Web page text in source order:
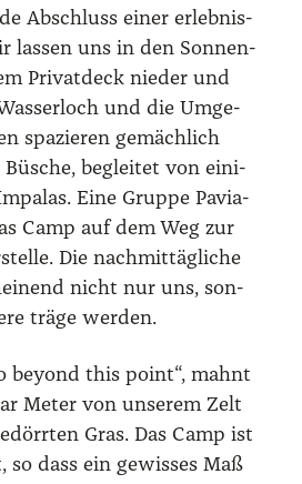
Abschluss einer erleb­nis­
las­sen uns in den Son­nen­
Pri­vat­deck nie­der und
und die Umge­
spa­zie­ren gemäch­lich
beglei­tet von eini­
Eine Grup­pe Pavia­
Camp auf dem Weg zur
Die nach­mit­täg­li­che
nicht nur uns, son­
trä­ge wer­den.
bey­ond this point“, mahnt
Meter von unse­rem Zelt
Gras. Das Camp ist
so dass ein gewis­ses Maß